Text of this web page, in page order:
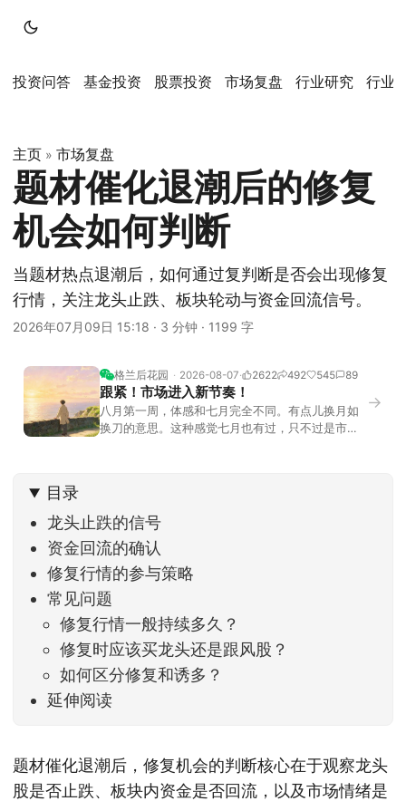
投资问答 基金投资 股票投资 市场复盘 行业研究 行业
主页 » 市场复盘
题材催化退潮后的修复
机会如何判断
当题材热点退潮后，如何通过复判断是否会出现修复
行情，关注龙头止跌、板块轮动与资金回流信号。
2026年07月09日 15:18 · 3 分钟 · 1199 字
格兰后花园 2026-08-07 2622 492 545 89
跟紧！市场进入新节奏！
八月第一周，体感和七月完全不同。有点儿换月如
换刀的意思。这种感觉七月也有过，只不过是市场
家感受到了春天般的暖风。指数涨了百点，交易额
回暖到2
→
目录
龙头止跌的信号
资金回流的确认
修复行情的参与策略
常见问题
修复行情一般持续多久？
修复时应该买龙头还是跟风股？
如何区分修复和诱多？
延伸阅读
题材催化退潮后，修复机会的判断核心在于观察龙头
股是否止跌、板块内资金是否回流，以及市场情绪是